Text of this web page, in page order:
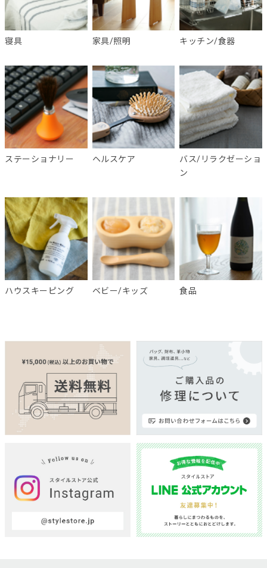
寝具 家具/照明 キッチン/食器
ステーショナリー ヘルスケア
バス/リラクゼーショ
ン
ハウスキーピング ベビー/キッズ 食品